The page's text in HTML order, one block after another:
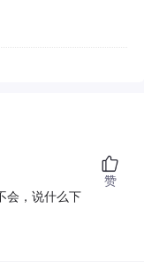
会，说什么下
赞